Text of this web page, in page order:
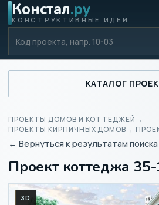
Констал.ру
КОНСТРУКТИВНЫЕ ИДЕИ
КАТАЛОГ
ПРОЕКТЫ ДОМОВ И КОТТЕДЖЕЙ →
ПРОЕКТЫ КИРПИЧНЫХ ДОМОВ→
← Вернуться к результатам поиска
Проект коттеджа
3D